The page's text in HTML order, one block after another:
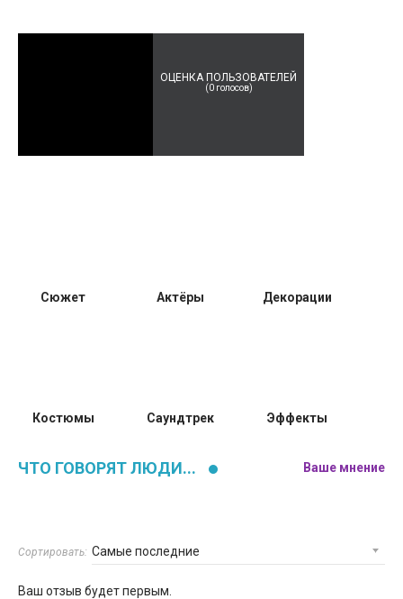
ОЦЕНКА ПОЛЬЗОВАТЕЛЕЙ
(0голосов)
Сюжет Актёры Декорации
Костюмы Саундтрек Эффекты
ЧТО ГОВОРЯТ ЛЮДИ... Ваше мнение
Сортировать:
Ваш отзыв будет первым.